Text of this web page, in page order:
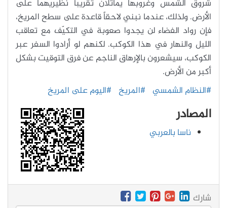
شروق الشمس وغروبها يماثلان تقريباً نظيريهما على
الأرض. ولذلك، عندما نبني لاحقاً قاعدة على سطح المريخ،
فإن رواد الفضاء لن يجدوا صعوبة في التكيّف مع تعاقب
الليل والنهار في هذا الكوكب. لكنهم لو أرادوا السفر عبر
الكوكب، سيشعرون بالإرهاق الناجم عن فرق التوقيت بشكل
أكبر من الأرض.
#النظام الشمسي #المريخ #اليوم على المريخ
المصادر
ناسا بالعربي
شارك